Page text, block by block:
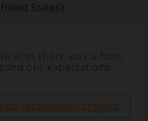
States)
wish there was a farm
our expectations.”
Vedi recensione completa